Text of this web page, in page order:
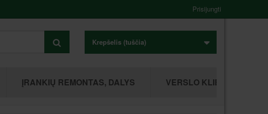
Prisijungti
Krepšelis (tuščia)
ĮRANKIŲ REMONTAS, DALYS VERSLO KLIENTAMS